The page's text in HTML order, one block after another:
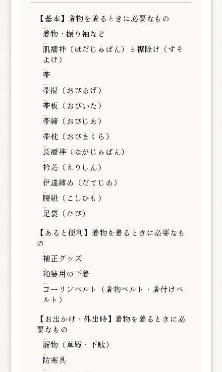
【基本】着物を着るときに必要なもの
着物・振り袖など
肌襦袢（はだじゅばん）と裾除け（すそ
よけ）
帯
帯揚（おびあげ）
帯板（おびいた）
帯締（おびじめ）
帯枕（おびまくら）
長襦袢（ながじゅばん）
衿芯（えりしん）
伊達締め（だてじめ）
腰紐（こしひも）
足袋（たび）
【あると便利】着物を着るときに必要なも
の
補正グッズ
和装用の下着
コーリンベルト（着物ベルト・着付けベ
ルト）
【お出かけ・外出時】着物を着るときに必
要なもの
履物（草履・下駄）
防寒具